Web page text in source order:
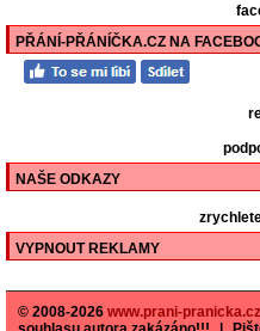
PŘÁNÍ-PŘÁNÍČKA.CZ NA
NAŠE ODKAZY
VYPNOUT REKLAMY
© 2008-2026 www.prani-pranicka.cz